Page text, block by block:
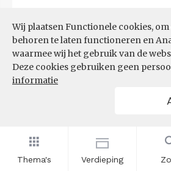
Thema's Verdieping
Wij plaatsen Functionele cookies,
behoren te laten functioneren en
waarmee wij het gebruik van de
Deze cookies gebruiken geen
informatie